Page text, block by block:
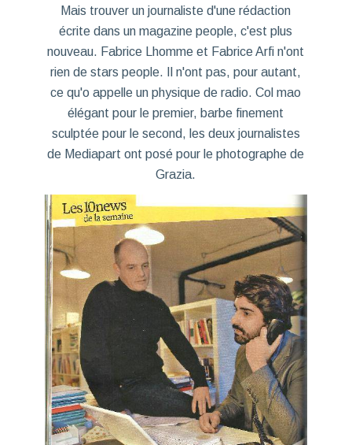
Mais trouver un journaliste d'une rédaction
écrite dans un magazine people, c'est plus
nouveau. Fabrice Lhomme et Fabrice Arfi n'ont
rien de stars people. Il n'ont pas, pour autant,
ce qu'o appelle un physique de radio. Col mao
élégant pour le premier, barbe finement
sculptée pour le second, les deux journalistes
de Mediapart ont posé pour le photographe de
Grazia.